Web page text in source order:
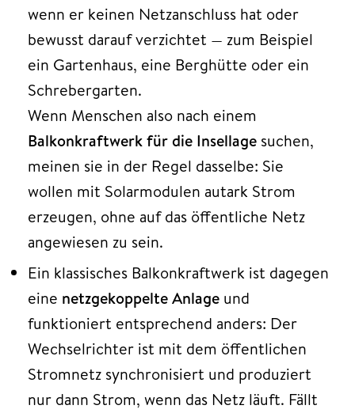
wenn er keinen Netzanschluss hat oder
bewusst darauf verzichtet — zum Beispiel
ein Gartenhaus, eine Berghütte oder ein
Schrebergarten.
Wenn Menschen also nach einem
Balkonkraftwerk für die Insellage suchen,
meinen sie in der Regel dasselbe: Sie
wollen mit Solarmodulen autark Strom
erzeugen, ohne auf das öffentliche Netz
angewiesen zu sein.
Ein klassisches Balkonkraftwerk ist dagegen
eine netzgekoppelte Anlage und
funktioniert entsprechend anders: Der
Wechselrichter ist mit dem öffentlichen
Stromnetz synchronisiert und produziert
nur dann Strom, wenn das Netz läuft. Fällt